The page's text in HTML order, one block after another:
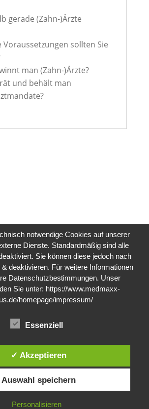
gerade (Zahn-)Ärzte
Voraussetzungen sollten Sie
man (Zahn-)Ärzte?
und behält man
notwendige Cookies auf unserer
Dienste. Standardmäßig sind alle
Sie können diese jedoch nach
deaktivieren. Für weitere Informationen
Datenschutzbestimmungen. Unser
Sie unter: https://www.medmaxx-
homepage/impressum/
Essenziell
✓ Akzeptieren
Auswahl speichern
Personalisieren